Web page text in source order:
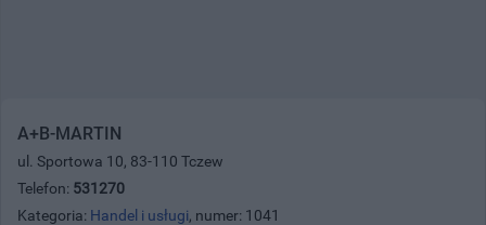
A+B-MARTIN
ul. Sportowa 10, 83-110 Tczew
Telefon: 531270
Kategoria: Handel i usługi, numer: 1041